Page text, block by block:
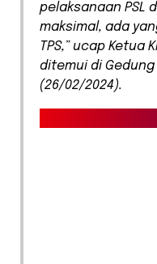
pelaksanaan PSL
maksimal, ada
TPS,” ucap Ketua
ditemui di Gedung
(26/02/2024).